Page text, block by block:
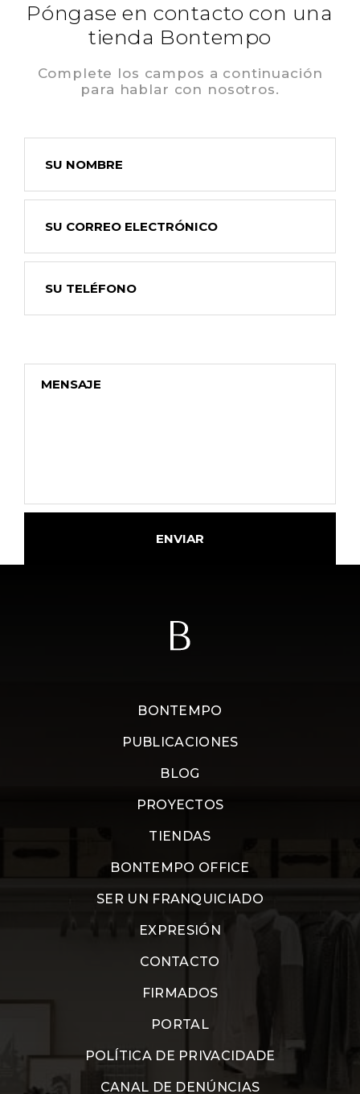
Póngase en contacto con una
tienda Bontempo
Complete los campos a continuación
para hablar con nosotros.
ENVIAR
BONTEMPO
PUBLICACIONES
BLOG
PROYECTOS
TIENDAS
BONTEMPO OFFICE
SER UN FRANQUICIADO
EXPRESIÓN
CONTACTO
FIRMADOS
PORTAL
POLÍTICA DE PRIVACIDADE
CANAL DE DENÚNCIAS